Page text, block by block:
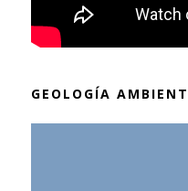
GEOLOGÍA